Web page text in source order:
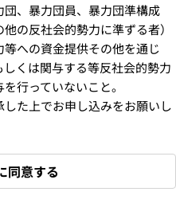
、暴力団員、暴力団準構成
の反社会的勢力に準ずる者）
への資金提供その他を通じ
くは関与する等反社会的勢力
行っていないこと。
た上でお申し込みをお願いし
同意する